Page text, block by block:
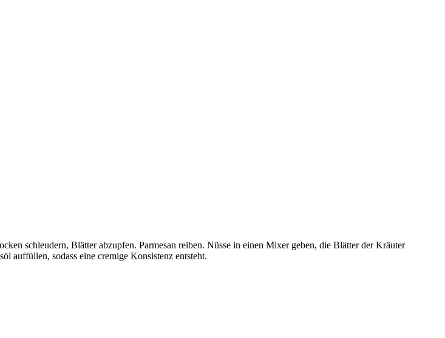
schleudern, Blätter abzupfen. Parmesan reiben. Nüsse in einen Mixer geben, die Blätter der Kräuter
auffüllen, sodass eine cremige Konsistenz entsteht.